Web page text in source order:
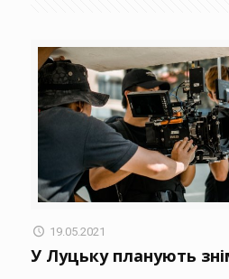
19.05.2021
У Луцьку планують